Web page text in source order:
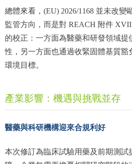
總體來看，(EU) 2026/1168 並未改變
監管方向，而是對 REACH 附件
的校正：一方面為醫藥和研發領域提
性，另一方面也通過收緊固體基質豁
環境目標。
產業影響：機遇與挑戰並存
醫藥與科研機構迎來合規利好
本次修訂為臨床試驗用藥及前期測試